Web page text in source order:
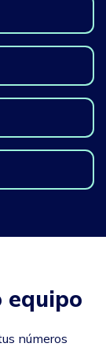
equipo
números